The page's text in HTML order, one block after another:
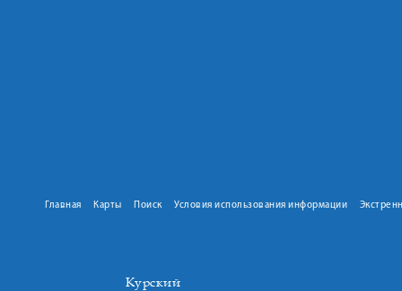
Главная Карты Поиск Условия использования информации
Курский